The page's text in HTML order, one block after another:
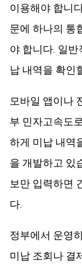
이용해야 합니
문에 하나의 통
야 합니다. 일
납 내역을 확인
모바일 앱이나
부 민자고속도
하게 미납 내역
을 개발하고 있
보만 입력하면
다.
정부에서 운영
미납 조회나 결